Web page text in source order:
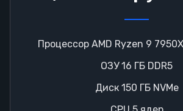
Процессор AMD Ryzen 9
ОЗУ 16 ГБ DDR5
Диск 150 ГБ NVMe